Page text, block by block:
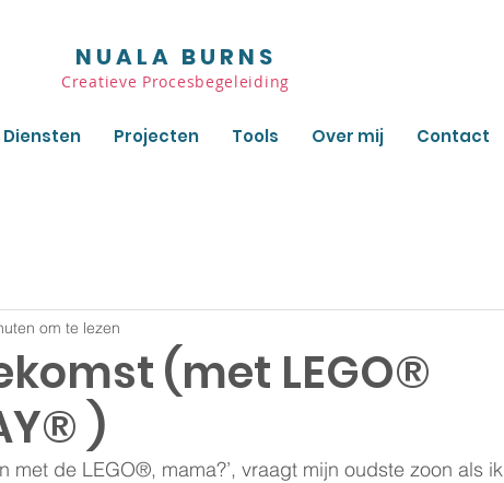
NUALA BURNS
Creatieve Procesbegeleiding
Diensten Projecten Tools Over mij Contact
(met LEGO®
)
om te lezen
met de LEGO®, mama?’, vraagt mijn oudste zoon als ik